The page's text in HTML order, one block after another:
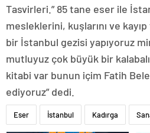
Tasvirleri.” 85 tane eser ile
mesleklerini, kuşlarını ve
bir İstanbul gezisi yapıyoruz
mutluyuz çok büyük bir
kitabi var bunun içim Fatih
ediyoruz” dedi.
Eser İstanbul Kadırga